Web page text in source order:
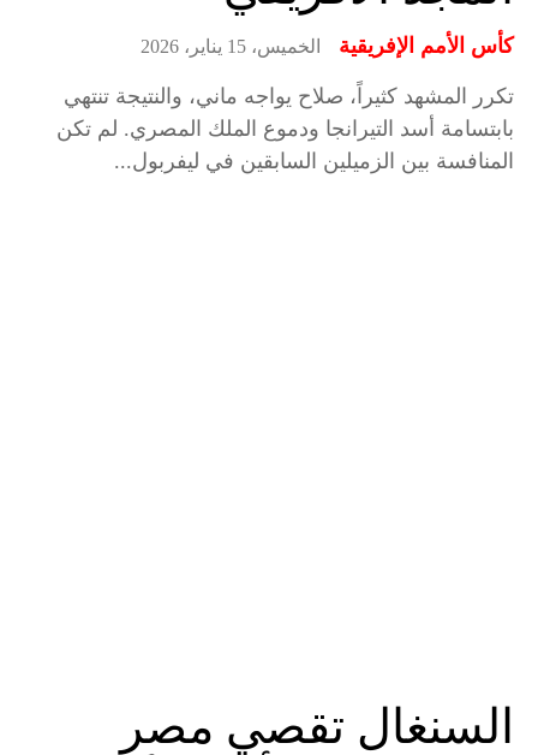
كأس الأمم الإفريقية الخميس، 15 يناير، 2026
تكرر المشهد كثيراً، صلاح يواجه ماني، والنتيجة تنتهي
بابتسامة أسد التيرانجا ودموع الملك المصري. لم تكن
المنافسة بين الزميلين السابقين في ليفربول...
السنغال تقصي مصر